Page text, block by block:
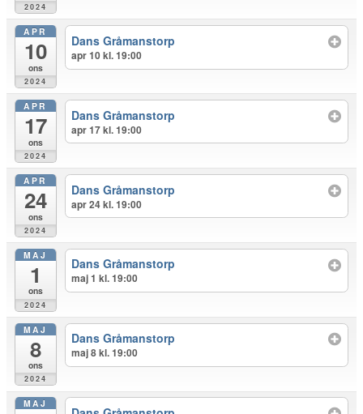
2024
APR
10
ons
2024
Dans Gråmanstorp
apr 10 kl. 19:00
APR
17
ons
2024
Dans Gråmanstorp
apr 17 kl. 19:00
APR
24
ons
2024
Dans Gråmanstorp
apr 24 kl. 19:00
MAJ
1
ons
2024
Dans Gråmanstorp
maj 1 kl. 19:00
MAJ
8
ons
2024
Dans Gråmanstorp
maj 8 kl. 19:00
MAJ